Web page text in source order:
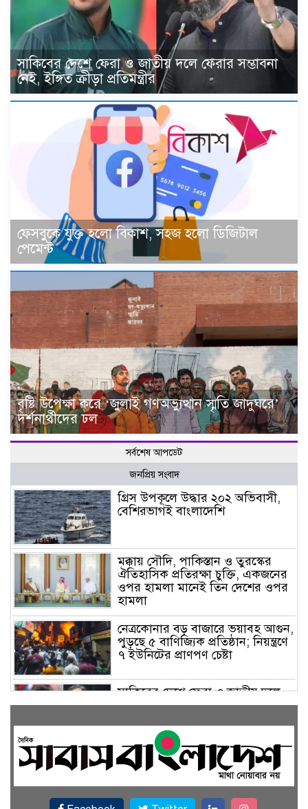
সাকিবের দেশে ফেরা ও জাতীয় দলে ফেরার সম্ভাবনা
নেই, ইঙ্গিত ক্রীড়া প্রতিমন্ত্রীর
ফেসবুকে যুক্ত হলো বিকাশ, সহজ হলো ডিজিটাল
পেমেন্ট
বৃষ্টি উপেক্ষা করে ‘জুলাই গণঅভ্যুত্থান স্মৃতি জাদুঘরে’
দর্শনার্থীদের ঢল
সর্বশেষ আপডেট
জনপ্রিয় সংবাদ
গ্রিস উপকূলে উদ্ধার ২০২ অভিবাসী,
বেশিরভাগই বাংলাদেশি
মক্কায় সৌদি, পাকিস্তান ও তুরস্কের
ঐতিহাসিক প্রতিরক্ষা চুক্তি, একজনের
ওপর হামলা মানেই তিন দেশের ওপর
হামলা
নেত্রকোনার বড় বাজারে ভয়াবহ আগুন,
পুড়ছে ৫ বাণিজ্যিক প্রতিষ্ঠান; নিয়ন্ত্রণে
৭ ইউনিটের প্রাণপণ চেষ্টা
সাকিবের দেশে ফেরা ও জাতীয় দলে
ফেরার সম্ভাবনা নেই, ইঙ্গিত ক্রীড়া
ফেসবুকে যুক্ত হলো বিকাশ, সহজ
হলো ডিজিটাল পেমেন্ট